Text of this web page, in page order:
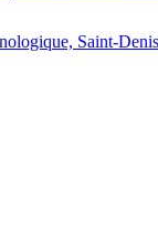
Saint-Denis